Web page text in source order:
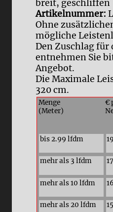
breit, geschliffen
Artikelnummer:
Ohne
mögliche
Den Zuschlag für
entnehmen Sie
Angebot.
Die Maximale
320 cm.
Menge
(Meter)
€
bis 2.99 lfdm
mehr als 3 lfdm
mehr als 10 lfdm
mehr als 20 lfdm